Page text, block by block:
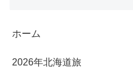
ホーム
2026年北海道旅